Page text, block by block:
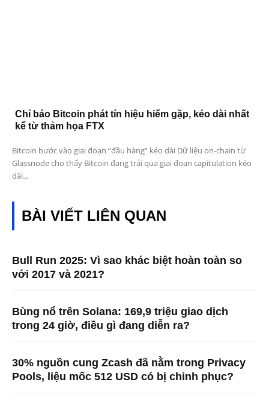
Chỉ báo Bitcoin phát tín hiệu hiếm gặp, kéo dài nhất
kể từ thảm họa FTX
Bitcoin bước vào giai đoạn “đầu hàng” kéo dài Dữ liệu on-chain từ
Glassnode cho thấy Bitcoin đang trải qua giai đoạn capitulation kéo
dài...
BÀI VIẾT LIÊN QUAN
Bull Run 2025: Vì sao khác biệt hoàn toàn so
với 2017 và 2021?
Bùng nổ trên Solana: 169,9 triệu giao dịch
trong 24 giờ, điều gì đang diễn ra?
30% nguồn cung Zcash đã nằm trong Privacy
Pools, liệu mốc 512 USD có bị chinh phục?